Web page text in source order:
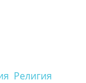
Религия